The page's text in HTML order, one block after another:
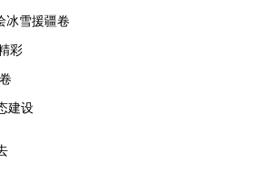
冰雪援疆卷
彩
建设